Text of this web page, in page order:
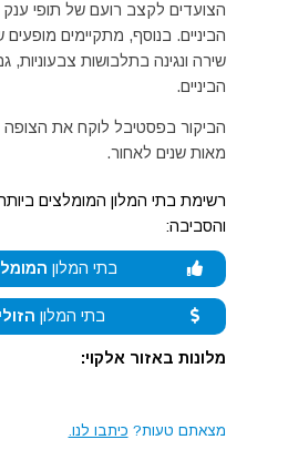
הצועדים לקצב רועם של תופי ענק
הביניים. בנוסף, מתקיימים
שירה ונגינה בתלבושות צבעוניות,
הביניים.
הביקור בפסטיבל לוקח את הצופה
מאות שנים לאחור.
רשימת בתי המלון המומלצים
והסביבה:
בתי המלון
בתי המלון
מלונות באזור אלקוי:
מצאתם טעות? כיתבו לנו.